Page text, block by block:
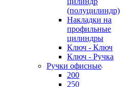
(полуцилиндр)
Накладки на
профильные
цилиндры
Ключ - Ключ
Ключ - Ручка
Ручки офисные
200
250